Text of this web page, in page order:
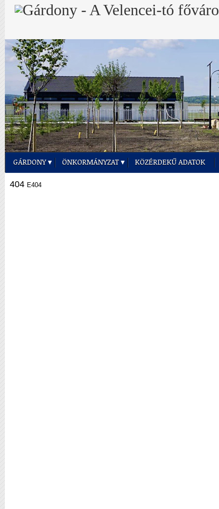
GÁRDONY ÖNKORMÁNYZAT KÖZÉRDEKŰ ADATOK
404 E404